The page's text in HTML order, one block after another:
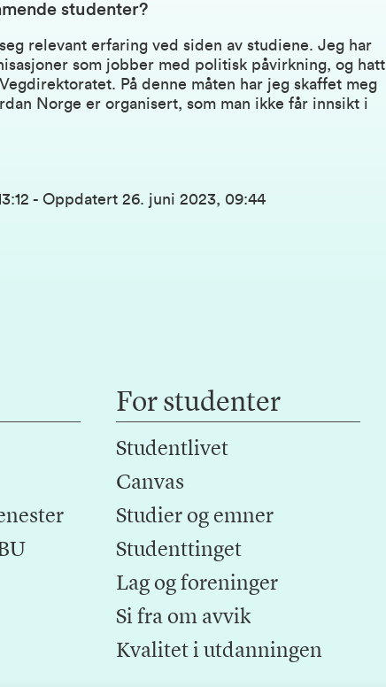
studenter?
relevant erfaring ved siden av studiene. Jeg har
som jobber med politisk påvirkning, og hatt
På denne måten har jeg skaffet meg
Norge er organisert, som man ikke får innsikt i
- Oppdatert 26. juni 2023, 09:44
For studenter
Studentlivet
Canvas
Studier og emner
Studenttinget
Lag og foreninger
Si fra om avvik
Kvalitet i utdanningen